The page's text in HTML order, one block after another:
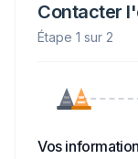
Contacter
Étape 1 sur 2
Vos